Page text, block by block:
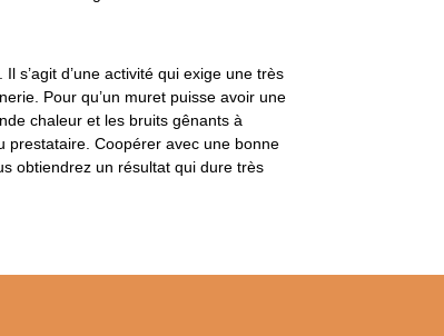
s’agit d’une activité qui exige une très
Pour qu’un muret puisse avoir une
chaleur et les bruits gênants à
prestataire. Coopérer avec une bonne
obtiendrez un résultat qui dure très